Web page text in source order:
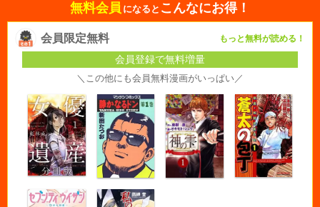
無料会員 になると こんなにお得！
会員限定無料 もっと無料が読める！
会員登録で無料増量
＼この他にも会員無料漫画がいっぱい／